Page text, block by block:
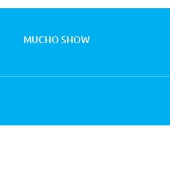
MUCHO SHOW